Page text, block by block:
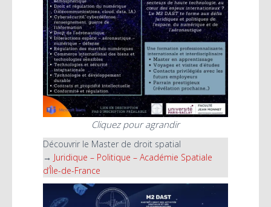
Cliquez pour agrandir
Découvrir le Master de droit spatial
→ Juridique – Politique – Académie Spatiale
d’Île-de-France